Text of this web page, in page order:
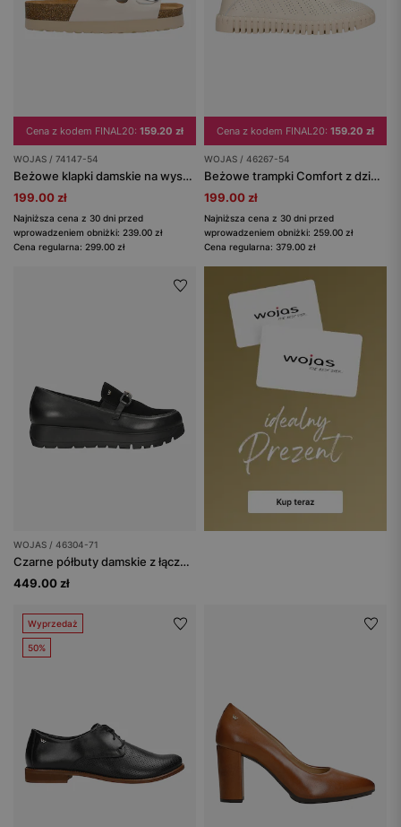
Cena z kodem FINAL20: 159.20 zł
WOJAS / 74147-54
Beżowe klapki damskie na wysokiej korkowej platformie
199.00 zł
Najniższa cena z 30 dni przed
wprowadzeniem obniżki: 239.00 zł
Cena regularna: 299.00 zł
Cena z kodem FINAL20: 159.20 zł
WOJAS / 46267-54
Beżowe trampki Comfort z dziurkowanej skóry
199.00 zł
Najniższa cena z 30 dni przed
wprowadzeniem obniżki: 259.00 zł
Cena regularna: 379.00 zł
WOJAS / 46304-71
Czarne półbuty damskie z łączonych skór
449.00 zł
Wyprzedaż
50%